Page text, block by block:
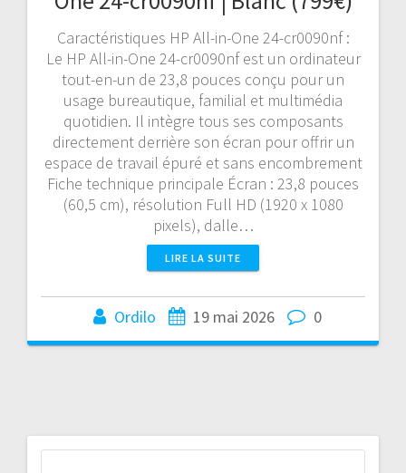
Caractéristiques HP All-in-One 24-cr0090nf :
Le HP All-in-One 24-cr0090nf est un ordinateur
tout-en-un de 23,8 pouces conçu pour un
usage bureautique, familial et multimédia
quotidien. Il intègre tous ses composants
directement derrière son écran pour offrir un
espace de travail épuré et sans encombrement
Fiche technique principale Écran : 23,8 pouces
(60,5 cm), résolution Full HD (1920 x 1080
pixels), dalle…
LIRE LA SUITE
Ordilo 19 mai 2026 0